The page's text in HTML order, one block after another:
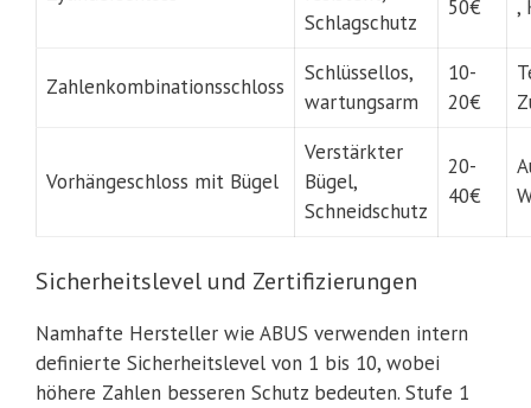
Schlagschutz
50€
,
Zahlenkombinationsschloss
Schlüssellos,
wartungsarm
10-
20€
Vorhängeschloss mit Bügel
Verstärkter
Bügel,
Schneidschutz
20-
40€
Sicherheitslevel und Zertifizierungen
Namhafte Hersteller wie ABUS verwenden intern
definierte Sicherheitslevel von 1 bis 10, wobei
höhere Zahlen besseren Schutz bedeuten. Stufe 1